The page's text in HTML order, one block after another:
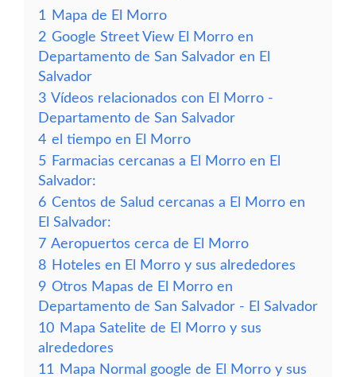
1
Mapa de El Morro
2 Google Street View El Morro en
Departamento de San Salvador en El
Salvador
3 Vídeos relacionados con El Morro -
Departamento de San Salvador
4 el tiempo en El Morro
5 Farmacias cercanas a El Morro en El
Salvador:
6 Centos de Salud cercanas a El Morro en
El Salvador:
7 Aeropuertos cerca de El Morro
8 Hoteles en El Morro y sus alrededores
9 Otros Mapas de El Morro en
Departamento de San Salvador - El Salvador
10 Mapa Satelite de El Morro y sus
alrededores
11
Mapa Normal google de El Morro y sus